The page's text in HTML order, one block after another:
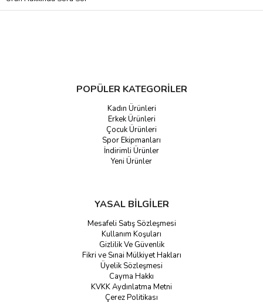
POPÜLER KATEGORİLER
Kadın Ürünleri
Erkek Ürünleri
Çocuk Ürünleri
Spor Ekipmanları
İndirimli Ürünler
Yeni Ürünler
YASAL BİLGİLER
Mesafeli Satış Sözleşmesi
Kullanım Koşuları
Gizlilik Ve Güvenlik
Fikri ve Sınai Mülkiyet Hakları
Üyelik Sözleşmesi
Cayma Hakkı
KVKK Aydınlatma Metni
Çerez Politikası